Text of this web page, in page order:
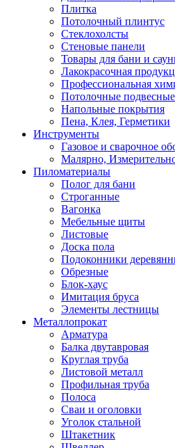
Плитка
Потолочный плинтус
Стеклохолсты
Стеновые панели
Товары для бани и
Лакокрасочная
Профессиональная
Потолочные
Напольные покрытия
Пена, Клея, Герметики
Инструменты
Газовое и сварочное
Малярно,
Пиломатериалы
Полог для бани
Строганные
Вагонка
Мебельные щиты
Листовые
Доска пола
Подоконники
Обрезные
Блок-хаус
Имитация бруса
Элементы лестницы
Металлопрокат
Арматура
Балка двутавровая
Круглая труба
Листовой металл
Профильная труба
Полоса
Сваи и оголовки
Уголок стальной
Штакетник